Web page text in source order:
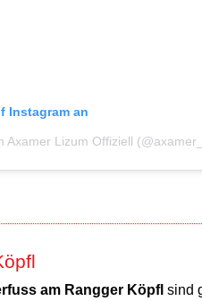
Instagram an
Axamer Lizum Offiziell
am Rangger Köpfl sind